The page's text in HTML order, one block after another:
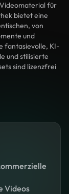
für
bietet eine
von
und
fantasievolle, KI-
und stilisierte
sind lizenzfrei
Videos